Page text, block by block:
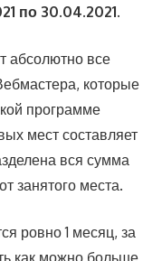
по 30.04.2021.
абсолютно все
которые
программе
мест составляет
вся сумма
занятого места.
ровно 1 месяц, за
как можно больше